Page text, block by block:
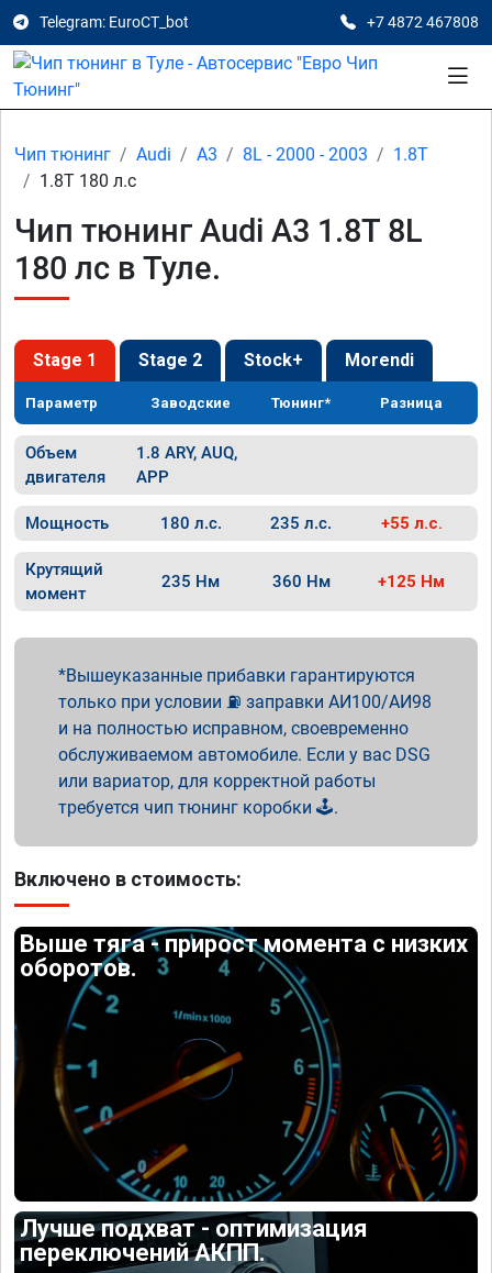
Telegram: EuroCT_bot +7 4872 467808
Чип тюнинг Audi A3 8L - 2000 - 2003
1.8T
1.8T 180 л.с
Чип тюнинг Audi A3 1.8T 8L
180 лс в Туле.
Stage 1 Stage 2 Stock+ Morendi
Параметр Заводские Тюнинг* Разница
Объем
двигателя
1.8 ARY, AUQ,
APP
Мощность 180 л.с. 235 л.с. +55 л.с.
Крутящий
момент
235 Нм 360 Нм +125 Нм
Вышеуказанные прибавки гарантируются
только при условии ⛽ заправки АИ100/АИ98
и на полностью исправном, своевременно
обслуживаемом автомобиле. Если у вас DSG
или вариатор, для корректной работы
требуется чип тюнинг коробки 🕹️.
Включено в стоимость:
Выше тяга - прирост момента с низких
оборотов.
Лучше подхват - оптимизация
переключений АКПП.